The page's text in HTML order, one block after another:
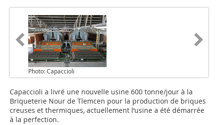
Photo: Capaccioli
Capaccioli a livré une nouvelle usine 600 tonne/jour à la
Briqueterie Nour de Tlemcen pour la production de briques
creuses et thermiques, actuellement l‘usine a été démarrée
à la perfection.